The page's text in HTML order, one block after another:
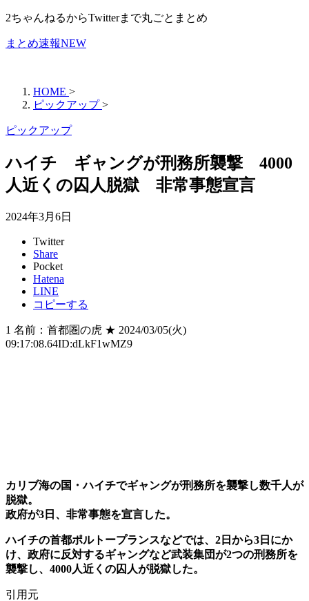
2ちゃんねるからTwitterまで丸ごとまとめ
まとめ速報NEW
HOME >
ピックアップ >
ピックアップ
ハイチ ギャングが刑務所襲撃 4000
人近くの囚人脱獄 非常事態宣言
2024年3月6日
Twitter
Share
Pocket
Hatena
LINE
コピーする
1 名前：首都圏の虎 ★ 2024/03/05(火)
09:17:08.64ID:dLkF1wMZ9
カリブ海の国・ハイチでギャングが刑務所を襲撃し数千人が
脱獄。
政府が3日、非常事態を宣言した。
ハイチの首都ポルトープランスなどでは、2日から3日にか
け、政府に反対するギャングなど武装集団が2つの刑務所を
襲撃し、4000人近くの囚人が脱獄した。
引用元